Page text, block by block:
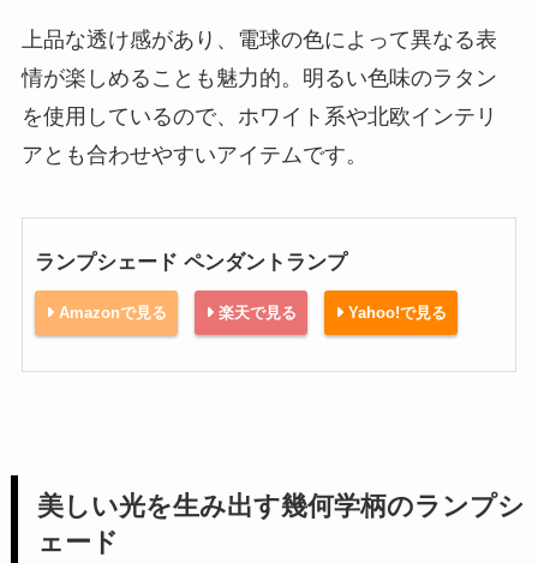
上品な透け感があり、電球の色によって異なる表
情が楽しめることも魅力的。明るい色味のラタン
を使用しているので、ホワイト系や北欧インテリ
アとも合わせやすいアイテムです。
ランプシェード ペンダントランプ
Amazonで見る 楽天で見る Yahoo!で見る
美しい光を生み出す幾何学柄のランプシ
ェード